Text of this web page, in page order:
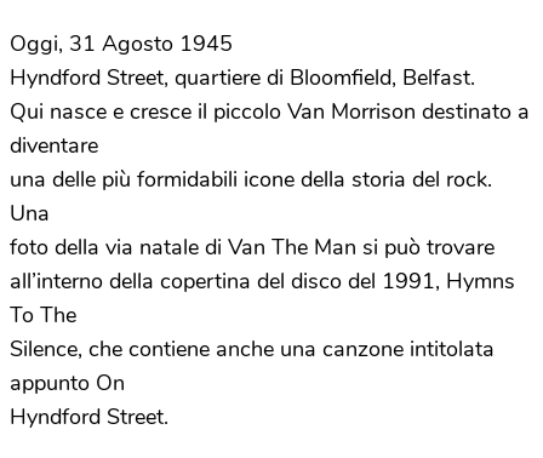
Oggi, 31 Agosto 1945
Hyndford Street, quartiere di Bloomfield, Belfast.
Qui nasce e cresce il piccolo Van Morrison destinato a
diventare
una delle più formidabili icone della storia del rock.
Una
foto della via natale di Van The Man si può trovare
all’interno della copertina del disco del 1991, Hymns
To The
Silence, che contiene anche una canzone intitolata
appunto On
Hyndford Street.